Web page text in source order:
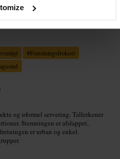
#Forretningsfrokost
og uformel servering. Tallerkener
Stemningen er afslappet,
er urban og enkel.